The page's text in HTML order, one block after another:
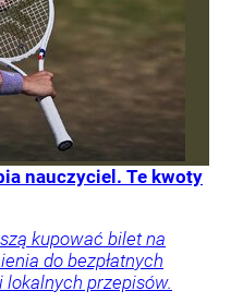
nauczyciel. Te kwoty
kupować bilet na
do bezpłatnych
przepisów.